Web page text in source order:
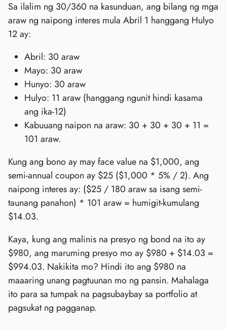
Sa ilalim ng 30/360 na kasunduan, ang bilang ng mga
araw ng naipong interes mula Abril 1 hanggang Hulyo
12 ay:
Abril: 30 araw
Mayo: 30 araw
Hunyo: 30 araw
Hulyo: 11 araw (hanggang ngunit hindi kasama
ang ika-12)
Kabuuang naipon na araw: 30 + 30 + 30 + 11 =
101 araw.
Kung ang bono ay may face value na $1,000, ang
semi-annual coupon ay $25 ($1,000 * 5% / 2). Ang
naipong interes ay: ($25 / 180 araw sa isang semi-
taunang panahon) * 101 araw = humigit-kumulang
$14.03.
Kaya, kung ang malinis na presyo ng bond na ito ay
$980, ang maruming presyo mo ay $980 + $14.03 =
$994.03. Nakikita mo? Hindi ito ang $980 na
maaaring unang pagtuunan mo ng pansin. Mahalaga
ito para sa tumpak na pagsubaybay sa portfolio at
pagsukat ng pagganap.